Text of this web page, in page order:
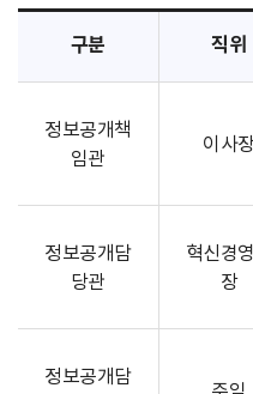
구분 직위
정보공개책
임관
이사
정보공개담
당관
혁신경
장
정보공개담